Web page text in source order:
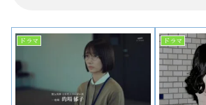
ドラマ ドラマ